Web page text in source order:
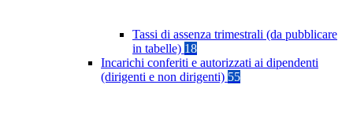
Tassi di assenza trimestrali (da pubblicare
in tabelle) 18
Incarichi conferiti e autorizzati ai dipendenti
(dirigenti e non dirigenti) 55